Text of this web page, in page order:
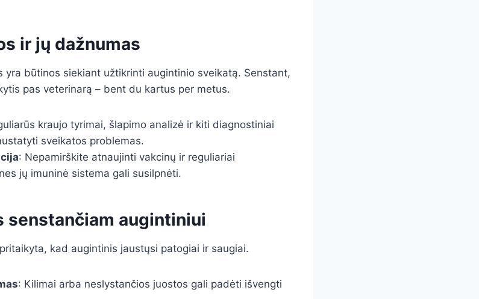
ir jų dažnumas
yra būtinos siekiant užtikrinti augintinio sveikatą. Senstant,
pas veterinarą – bent du kartus per metus.
kraujo tyrimai, šlapimo analizė ir kiti diagnostiniai
sveikatos problemas.
: Nepamirškite atnaujinti vakcinų ir reguliariai
jų imuninė sistema gali susilpnėti.
senstančiam augintiniui
kad augintinis jaustųsi patogiai ir saugiai.
: Kilimai arba neslystančios juostos gali padėti išvengti